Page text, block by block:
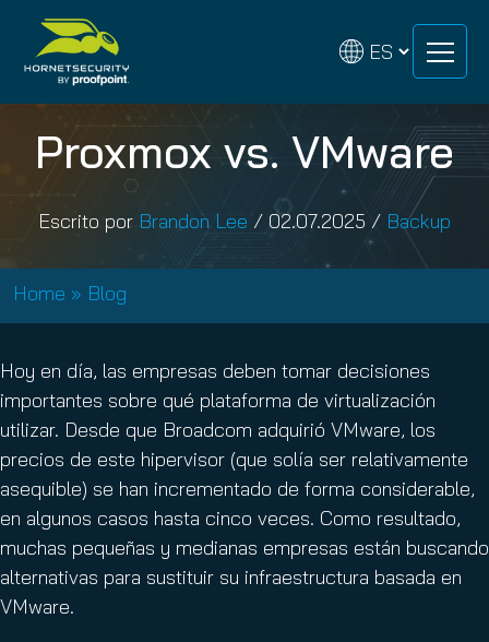
content
content
Proxmox vs. VMware
Escrito por Brandon Lee / 02.07.2025 / Backup
Home » Blog
Hoy en día, las empresas deben tomar decisiones
importantes sobre qué plataforma de virtualización
utilizar. Desde que Broadcom adquirió VMware, los
precios de este hipervisor (que solía ser relativamente
asequible) se han incrementado de forma considerable,
en algunos casos hasta cinco veces. Como resultado,
muchas pequeñas y medianas empresas están buscando
alternativas para sustituir su infraestructura basada en
VMware.